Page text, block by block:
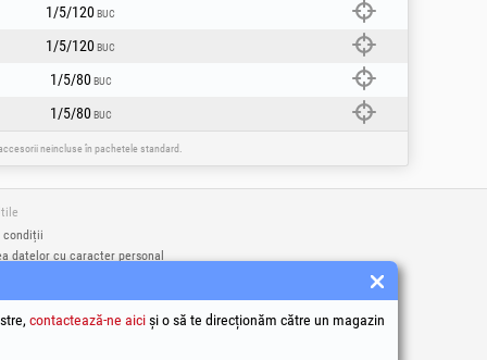
regim de lucru intens.
1/5/120BUC
1/5/120BUC
1/5/80BUC
1/5/80BUC
neincluse în pachetele standard.
condiții
datelor cu caracter personal
ale societății
națională pentru protecția consumatorilor
contactează-ne aiciși o să te direcționăm către un magazin